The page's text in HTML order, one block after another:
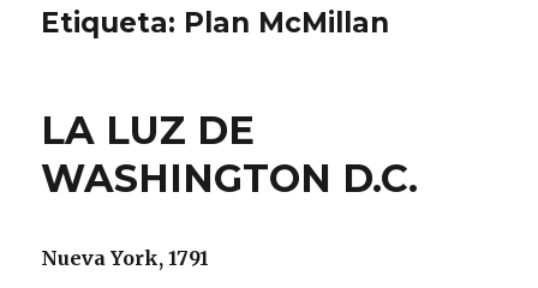
Etiqueta: Plan McMillan
LA LUZ DE
WASHINGTON D.C.
Nueva York, 1791